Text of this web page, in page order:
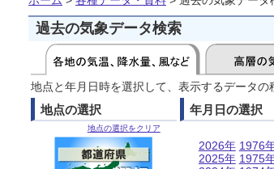
過去の気象データ検索
地点と年月日時を選択して、表示するデータの
地点の選択
地点の選択をクリア
年月日の選択
2026年
2025年
1976
1975